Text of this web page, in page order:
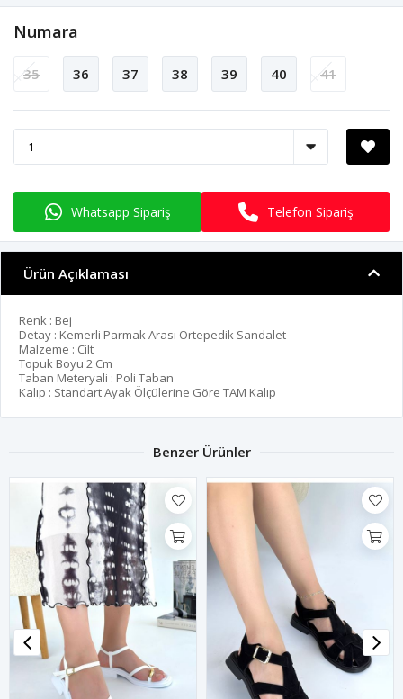
Numara
35 36 37 38 39 40 41
Whatsapp Sipariş Telefon Sipariş
Ürün Açıklaması
Renk : Bej
Detay : Kemerli Parmak Arası Ortepedik Sandalet
Malzeme : Cilt
Topuk Boyu 2 Cm
Taban Meteryali : Poli Taban
Kalıp : Standart Ayak Ölçülerine Göre TAM Kalıp
Benzer Ürünler